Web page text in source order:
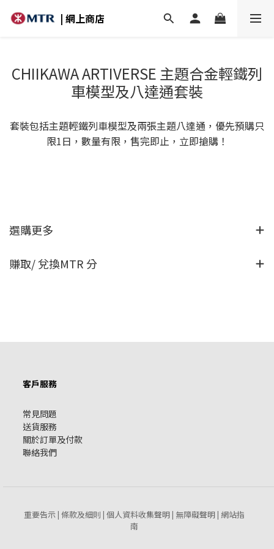
| 網上商店
CHIIKAWA ARTIVERSE 主題合金輕鐵列
車模型及八達通套裝
套裝包括主題輕鐵列車模型及兩張主題八達通，優先預購只
限1日，數量有限，售​完即止，立即搶購！
選購更多
賺取/ 兌換MTR 分
客戶服務
常見問題
送貨服務
關於訂單及付款
聯絡我們
重要告示| 條款及細則 | 個人資料收集聲明| 無障礙聲明| 網站指
南